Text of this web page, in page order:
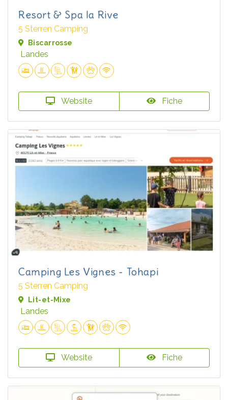
Resort & Spa la Rive
5 Sterren Camping
Biscarrosse
Landes
Website Fiche
Camping Les Vignes - Tohapi
5 Sterren Camping
Lit-et-Mixe
Landes
Website Fiche